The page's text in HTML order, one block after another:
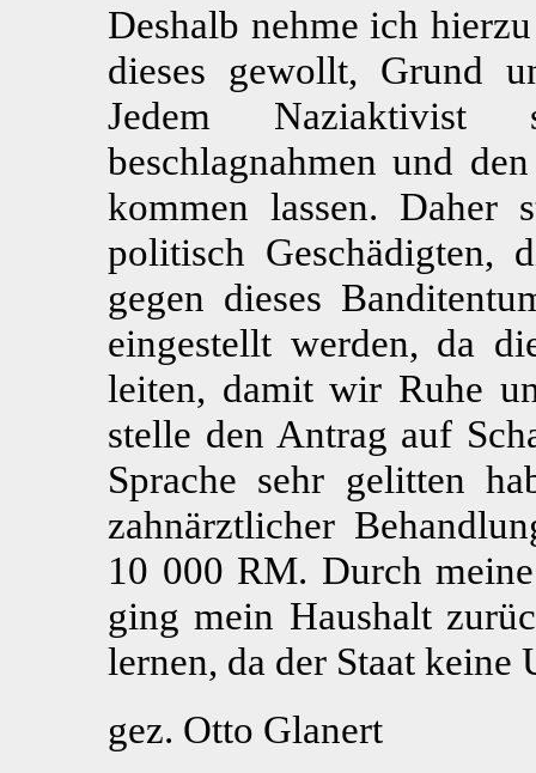
Deshalb nehme ich
dieses gewollt, Grund
Jedem
beschlagnahmen und
kommen lassen. Daher
politisch Geschädigten,
gegen dieses
eingestellt werden, da
leiten, damit wir Ruhe
stelle den Antrag auf
Sprache sehr gelitten
zahnärztlicher
10 000 RM. Durch
ging mein Haushalt
lernen, da der Staat keine
gez. Otto Glanert